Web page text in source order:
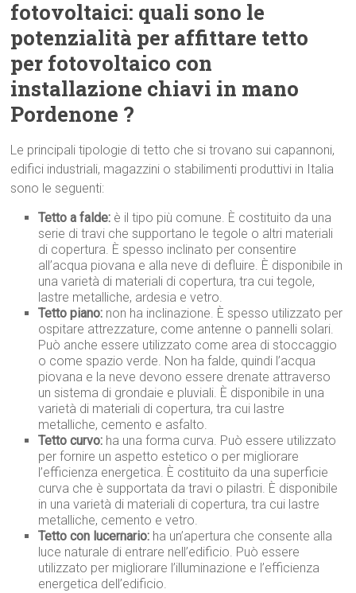
fotovoltaici: quali sono le
potenzialità per affittare tetto
per fotovoltaico con
installazione chiavi in mano
Pordenone ?
Le principali tipologie di tetto che si trovano sui capannoni,
edifici industriali, magazzini o stabilimenti produttivi in Italia
sono le seguenti:
Tetto a falde: è il tipo più comune. È costituito da una
serie di travi che supportano le tegole o altri materiali
di copertura. È spesso inclinato per consentire
all’acqua piovana e alla neve di defluire. È disponibile in
una varietà di materiali di copertura, tra cui tegole,
lastre metalliche, ardesia e vetro.
Tetto piano: non ha inclinazione. È spesso utilizzato per
ospitare attrezzature, come antenne o pannelli solari.
Può anche essere utilizzato come area di stoccaggio
o come spazio verde. Non ha falde, quindi l’acqua
piovana e la neve devono essere drenate attraverso
un sistema di grondaie e pluviali. È disponibile in una
varietà di materiali di copertura, tra cui lastre
metalliche, cemento e asfalto.
Tetto curvo: ha una forma curva. Può essere utilizzato
per fornire un aspetto estetico o per migliorare
l’efficienza energetica. È costituito da una superficie
curva che è supportata da travi o pilastri. È disponibile
in una varietà di materiali di copertura, tra cui lastre
metalliche, cemento e vetro.
Tetto con lucernario: ha un’apertura che consente alla
luce naturale di entrare nell’edificio. Può essere
utilizzato per migliorare l’illuminazione e l’efficienza
energetica dell’edificio.